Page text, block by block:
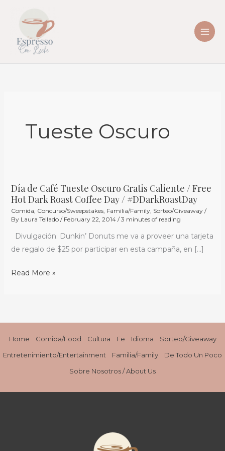
Tueste Oscuro
Día de Café Tueste Oscuro Gratis Caliente / Free
Hot Dark Roast Coffee Day / #DDarkRoastDay
Comida, Concurso/Sweepstakes, Familia/Family, Sorteo/Giveaway/
By Laura Tellado / February 22, 2014/3 minutes of reading
Divulgación: Dunkin’ Donuts me va a proveer una tarjeta
de regalo de $25 por participar en esta campaña, en […]
Día
de
Café
Oscuro
Gratis
Day
Read More »
Home Comida/Food Cultura Fe Idioma
Sorteo/Giveaway
Entretenimiento/Entertainment
Familia/Family
De Todo Un Poco
Sobre Nosotros / About Us